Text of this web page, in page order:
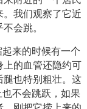
。我们观察了它近
会跳。
来的时候有一个
上的血管还隐约可
腿也特别粗壮。这
不会跳跃，如果